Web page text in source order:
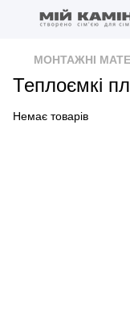
МОНТАЖНІ
Теплоємкі
Немає товарів